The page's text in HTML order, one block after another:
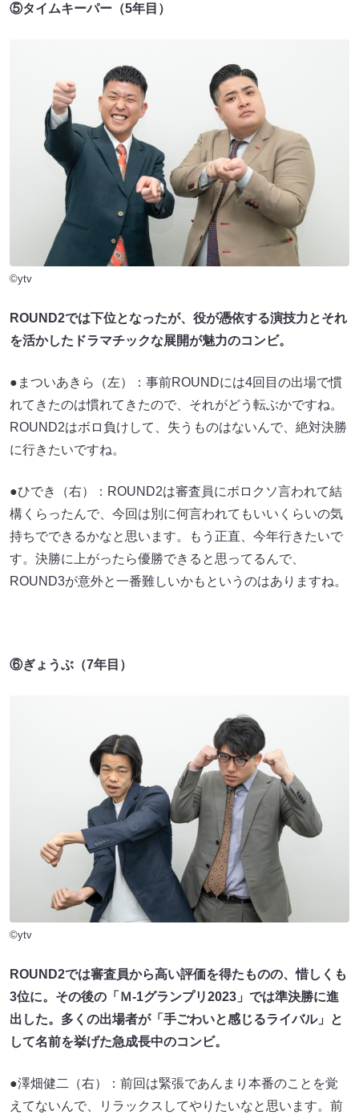
⑤タイムキーパー（5年目）
©ytv
ROUND2では下位となったが、役が憑依する演技力とそれ
を活かしたドラマチックな展開が魅力のコンビ。
●まついあきら（左）：事前ROUNDには4回目の出場で慣
れてきたのは慣れてきたので、それがどう転ぶかですね。
ROUND2はボロ負けして、失うものはないんで、絶対決勝
に行きたいですね。
●ひでき（右）：ROUND2は審査員にボロクソ言われて結
構くらったんで、今回は別に何言われてもいいくらいの気
持ちでできるかなと思います。もう正直、今年行きたいで
す。決勝に上がったら優勝できると思ってるんで、
ROUND3が意外と一番難しいかもというのはありますね。
⑥ぎょうぶ（7年目）
©ytv
ROUND2では審査員から高い評価を得たものの、惜しくも
3位に。その後の「Ｍ-1グランプリ2023」では準決勝に進
出した。多くの出場者が「手ごわいと感じるライバル」と
して名前を挙げた急成長中のコンビ。
●澤畑健二（右）：前回は緊張であんまり本番のことを覚
えてないんで、リラックスしてやりたいなと思います。前